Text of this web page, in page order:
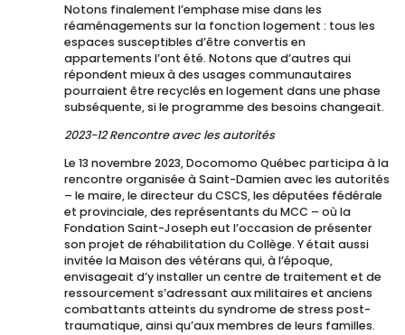
Notons finalement l’emphase mise dans les
réaménagements sur la fonction logement : tous les
espaces susceptibles d’être convertis en
appartements l’ont été. Notons que d’autres qui
répondent mieux à des usages communautaires
pourraient être recyclés en logement dans une phase
subséquente, si le programme des besoins changeait.
2023-12 Rencontre avec les autorités
Le 13 novembre 2023, Docomomo Québec participa à la
rencontre organisée à Saint-Damien avec les autorités
– le maire, le directeur du CSCS, les députées fédérale
et provinciale, des représentants du MCC – où la
Fondation Saint-Joseph eut l’occasion de présenter
son projet de réhabilitation du Collège. Y était aussi
invitée la Maison des vétérans qui, à l’époque,
envisageait d’y installer un centre de traitement et de
ressourcement s’adressant aux militaires et anciens
combattants atteints du syndrome de stress post-
traumatique, ainsi qu’aux membres de leurs familles.